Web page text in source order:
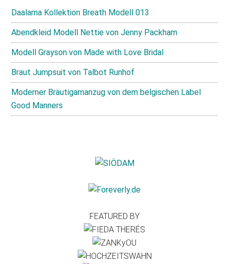
Daalarna Kollektion Breath Modell 013
Abendkleid Modell Nettie von Jenny Packham
Modell Grayson von Made with Love Bridal
Braut Jumpsuit von Talbot Runhof
Moderner Bräutigamanzug von dem belgischen Label
Good Manners
FEATURED BY